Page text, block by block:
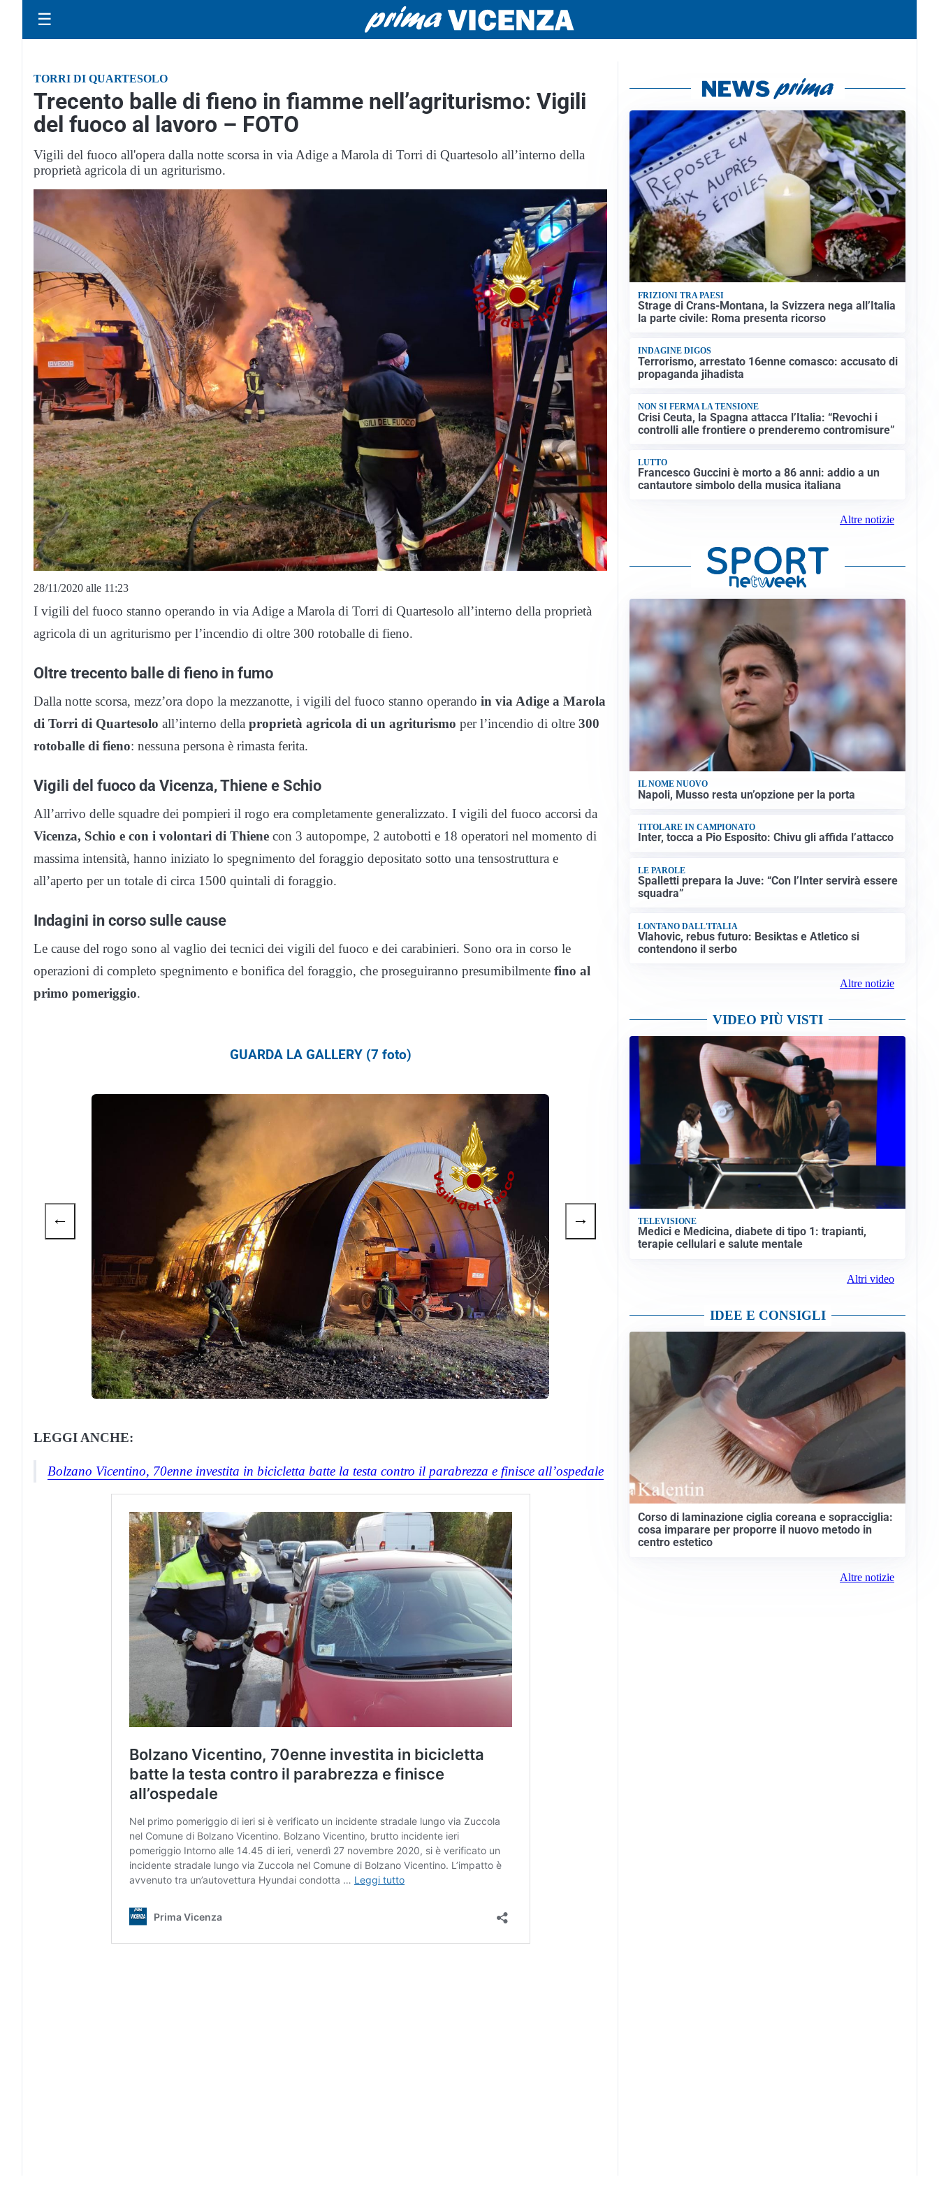
☰
TORRI DI QUARTESOLO
Trecento balle di fieno in fiamme nell’agriturismo: Vigili
del fuoco al lavoro – FOTO
Vigili del fuoco all'opera dalla notte scorsa in via Adige a Marola di Torri di Quartesolo all’interno della
proprietà agricola di un agriturismo.
28/11/2020 alle 11:23
I vigili del fuoco stanno operando in via Adige a Marola di Torri di Quartesolo all’interno della proprietà
agricola di un agriturismo per l’incendio di oltre 300 rotoballe di fieno.
Oltre trecento balle di fieno in fumo
Dalla notte scorsa, mezz’ora dopo la mezzanotte, i vigili del fuoco stanno operando in via Adige a Marola
di Torri di Quartesolo all’interno della proprietà agricola di un agriturismo per l’incendio di oltre 300
rotoballe di fieno: nessuna persona è rimasta ferita.
Vigili del fuoco da Vicenza, Thiene e Schio
All’arrivo delle squadre dei pompieri il rogo era completamente generalizzato. I vigili del fuoco accorsi da
Vicenza, Schio e con i volontari di Thiene con 3 autopompe, 2 autobotti e 18 operatori nel momento di
massima intensità, hanno iniziato lo spegnimento del foraggio depositato sotto una tensostruttura e
all’aperto per un totale di circa 1500 quintali di foraggio.
Indagini in corso sulle cause
Le cause del rogo sono al vaglio dei tecnici dei vigili del fuoco e dei carabinieri. Sono ora in corso le
operazioni di completo spegnimento e bonifica del foraggio, che proseguiranno presumibilmente fino al
primo pomeriggio.
GUARDA LA GALLERY (7 foto)
← →
LEGGI ANCHE:
Bolzano Vicentino, 70enne investita in bicicletta batte la testa contro il parabrezza e finisce all’ospedale
FRIZIONI TRA PAESI
Strage di Crans-Montana, la Svizzera nega all’Italia
la parte civile: Roma presenta ricorso
INDAGINE DIGOS
Terrorismo, arrestato 16enne comasco: accusato di
propaganda jihadista
NON SI FERMA LA TENSIONE
Crisi Ceuta, la Spagna attacca l’Italia: “Revochi i
controlli alle frontiere o prenderemo contromisure”
LUTTO
Francesco Guccini è morto a 86 anni: addio a un
cantautore simbolo della musica italiana
Altre notizie
IL NOME NUOVO
Napoli, Musso resta un’opzione per la porta
TITOLARE IN CAMPIONATO
Inter, tocca a Pio Esposito: Chivu gli affida l’attacco
LE PAROLE
Spalletti prepara la Juve: “Con l’Inter servirà essere
squadra”
LONTANO DALL'ITALIA
Vlahovic, rebus futuro: Besiktas e Atletico si
contendono il serbo
Altre notizie
VIDEO PIÙ VISTI
TELEVISIONE
Medici e Medicina, diabete di tipo 1: trapianti,
terapie cellulari e salute mentale
Altri video
IDEE E CONSIGLI
Corso di laminazione ciglia coreana e sopracciglia:
cosa imparare per proporre il nuovo metodo in
centro estetico
Altre notizie